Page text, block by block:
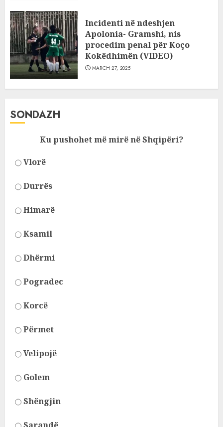
Incidenti në ndeshjen
Apolonia- Gramshi, nis
procedim penal për Koço
Kokëdhimën (VIDEO)
MARCH 27, 2025
SONDAZH
Ku pushohet më mirë në Shqipëri?
Vlorë
Durrës
Himarë
Ksamil
Dhërmi
Pogradec
Korcë
Përmet
Velipojë
Golem
Shëngjin